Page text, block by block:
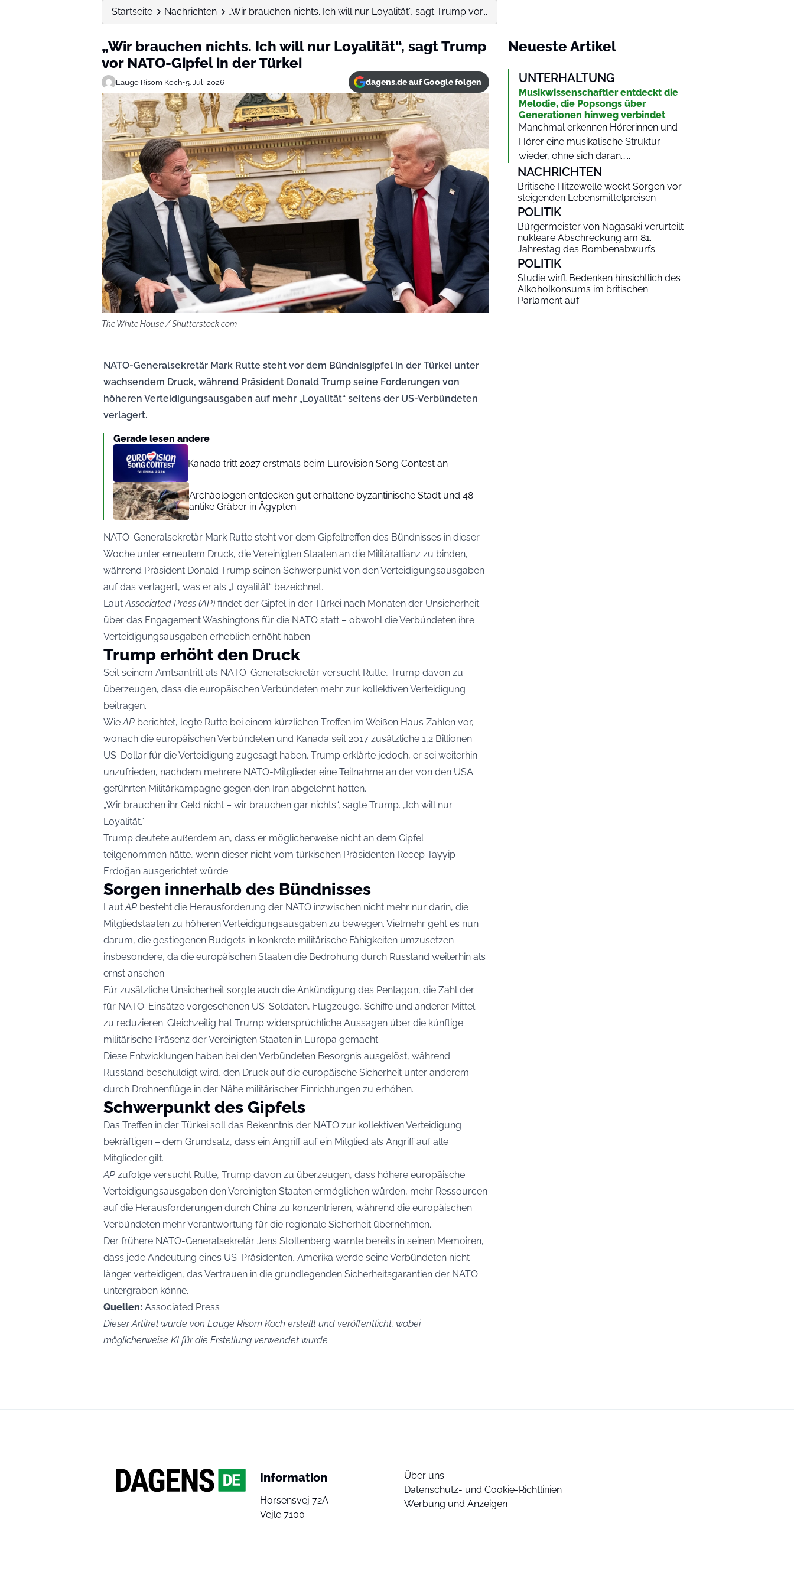
Startseite Nachrichten „Wir brauchen nichts. Ich will nur Loyalität“, sagt Trump vor...
„Wir brauchen nichts. Ich will nur Loyalität“, sagt Trump
vor NATO-Gipfel in der Türkei
Lauge Risom Koch•5. Juli 2026 dagens.de auf Google folgen
The White House / Shutterstock.com
NATO-Generalsekretär Mark Rutte steht vor dem Bündnisgipfel in der Türkei unter
wachsendem Druck, während Präsident Donald Trump seine Forderungen von
höheren Verteidigungsausgaben auf mehr „Loyalität“ seitens der US-Verbündeten
verlagert.
Gerade lesen andere
Kanada tritt 2027 erstmals beim Eurovision Song Contest an
Archäologen entdecken gut erhaltene byzantinische Stadt und 48
antike Gräber in Ägypten
NATO-Generalsekretär Mark Rutte steht vor dem Gipfeltreffen des Bündnisses in dieser
Woche unter erneutem Druck, die Vereinigten Staaten an die Militärallianz zu binden,
während Präsident Donald Trump seinen Schwerpunkt von den Verteidigungsausgaben
auf das verlagert, was er als „Loyalität“ bezeichnet.
LautAssociated Press (AP) findet der Gipfel in der Türkei nach Monaten der Unsicherheit
über das Engagement Washingtons für die NATO statt – obwohl die Verbündeten ihre
Verteidigungsausgaben erheblich erhöht haben.
Trump erhöht den Druck
Seit seinem Amtsantritt als NATO-Generalsekretär versucht Rutte, Trump davon zu
überzeugen, dass die europäischen Verbündeten mehr zur kollektiven Verteidigung
beitragen.
WieAP berichtet, legte Rutte bei einem kürzlichen Treffen im Weißen Haus Zahlen vor,
wonach die europäischen Verbündeten und Kanada seit 2017 zusätzliche 1,2 Billionen
US-Dollar für die Verteidigung zugesagt haben. Trump erklärte jedoch, er sei weiterhin
unzufrieden, nachdem mehrere NATO-Mitglieder eine Teilnahme an der von den USA
geführten Militärkampagne gegen den Iran abgelehnt hatten.
„Wir brauchen ihr Geld nicht – wir brauchen gar nichts“, sagte Trump. „Ich will nur
Loyalität.“
Trump deutete außerdem an, dass er möglicherweise nicht an dem Gipfel
teilgenommen hätte, wenn dieser nicht vom türkischen Präsidenten Recep Tayyip
Erdoğan ausgerichtet würde.
Sorgen innerhalb des Bündnisses
LautAP besteht die Herausforderung der NATO inzwischen nicht mehr nur darin, die
Mitgliedstaaten zu höheren Verteidigungsausgaben zu bewegen. Vielmehr geht es nun
darum, die gestiegenen Budgets in konkrete militärische Fähigkeiten umzusetzen –
insbesondere, da die europäischen Staaten die Bedrohung durch Russland weiterhin als
ernst ansehen.
Für zusätzliche Unsicherheit sorgte auch die Ankündigung des Pentagon, die Zahl der
für NATO-Einsätze vorgesehenen US-Soldaten, Flugzeuge, Schiffe und anderer Mittel
zu reduzieren. Gleichzeitig hat Trump widersprüchliche Aussagen über die künftige
militärische Präsenz der Vereinigten Staaten in Europa gemacht.
Diese Entwicklungen haben bei den Verbündeten Besorgnis ausgelöst, während
Russland beschuldigt wird, den Druck auf die europäische Sicherheit unter anderem
durch Drohnenflüge in der Nähe militärischer Einrichtungen zu erhöhen.
Schwerpunkt des Gipfels
Das Treffen in der Türkei soll das Bekenntnis der NATO zur kollektiven Verteidigung
bekräftigen – dem Grundsatz, dass ein Angriff auf ein Mitglied als Angriff auf alle
Mitglieder gilt.
AP zufolge versucht Rutte, Trump davon zu überzeugen, dass höhere europäische
Verteidigungsausgaben den Vereinigten Staaten ermöglichen würden, mehr Ressourcen
auf die Herausforderungen durch China zu konzentrieren, während die europäischen
Verbündeten mehr Verantwortung für die regionale Sicherheit übernehmen.
Der frühere NATO-Generalsekretär Jens Stoltenberg warnte bereits in seinen Memoiren,
dass jede Andeutung eines US-Präsidenten, Amerika werde seine Verbündeten nicht
länger verteidigen, das Vertrauen in die grundlegenden Sicherheitsgarantien der NATO
untergraben könne.
Quellen: Associated Press
Dieser Artikel wurde von Lauge Risom Koch erstellt und veröffentlicht, wobei
möglicherweise KI für die Erstellung verwendet wurde
Neueste Artikel
UNTERHALTUNG
Musikwissenschaftler entdeckt die
Melodie, die Popsongs über
Generationen hinweg verbindet
Manchmal erkennen Hörerinnen und
Hörer eine musikalische Struktur
wieder, ohne sich daran…...
NACHRICHTEN
Britische Hitzewelle weckt Sorgen vor
steigenden Lebensmittelpreisen
POLITIK
Bürgermeister von Nagasaki verurteilt
nukleare Abschreckung am 81.
Jahrestag des Bombenabwurfs
POLITIK
Studie wirft Bedenken hinsichtlich des
Alkoholkonsums im britischen
Parlament auf
Information
Horsensvej 72A
Vejle 7100
Über uns
Datenschutz- und Cookie-Richtlinien
Werbung und Anzeigen